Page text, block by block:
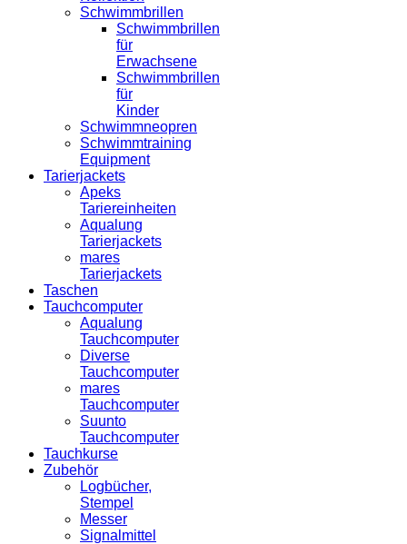
Schwimmbrillen
Schwimmbrillen
für
Erwachsene
Schwimmbrillen
für
Kinder
Schwimmneopren
Schwimmtraining
Equipment
Tarierjackets
Apeks
Tariereinheiten
Aqualung
Tarierjackets
mares
Tarierjackets
Taschen
Tauchcomputer
Aqualung
Tauchcomputer
Diverse
Tauchcomputer
mares
Tauchcomputer
Suunto
Tauchcomputer
Tauchkurse
Zubehör
Logbücher,
Stempel
Messer
Signalmittel